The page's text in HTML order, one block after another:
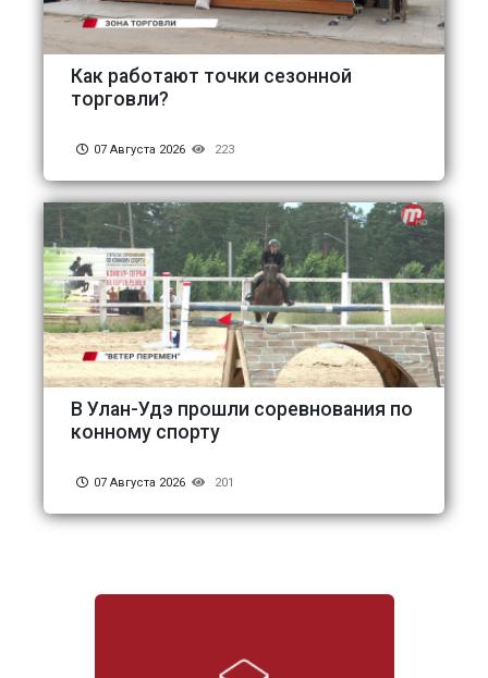
Как работают точки сезонной
торговли?
07 Августа 2026 223
В Улан-Удэ прошли соревнования по
конному спорту
07 Августа 2026 201